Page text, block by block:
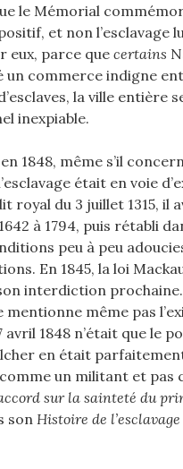
le Mémorial
et non l’esclavage
eux, parce quecertains
commerce indigne
la ville entière
inexpiable.
1848, même s’il
était en voie
royal du 3 juillet 1315, il
à 1794, puis rétabli
peu à peu
En 1845, la loi
interdiction
mentionne même pas
1848 n’était que le
en était
un militant et pas
sur la sainteté du
son Histoire de